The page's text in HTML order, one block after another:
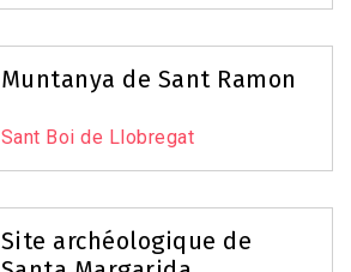
Muntanya de Sant Ramon
Sant Boi de Llobregat
Site archéologique de